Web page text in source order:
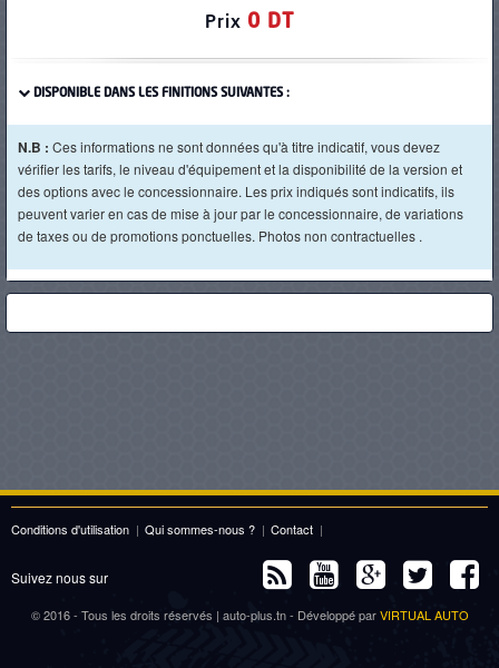
Prix 0 DT
DISPONIBLE DANS LES FINITIONS SUIVANTES :
N.B : Ces informations ne sont données qu'à titre indicatif, vous devez
vérifier les tarifs, le niveau d'équipement et la disponibilité de la version et
des options avec le concessionnaire. Les prix indiqués sont indicatifs, ils
peuvent varier en cas de mise à jour par le concessionnaire, de variations
de taxes ou de promotions ponctuelles. Photos non contractuelles .
Conditions d'utilisation | Qui sommes-nous ? | Contact |
Suivez nous sur
© 2016 - Tous les droits réservés | auto-plus.tn - Développé parVIRTUAL AUTO